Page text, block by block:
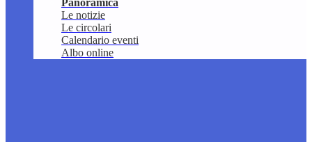
Panoramica
Le notizie
Le circolari
Calendario eventi
Albo online